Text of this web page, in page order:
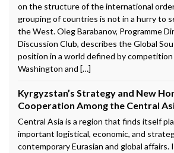
on the structure of the international
grouping of countries is not in a hurry to
the West. Oleg Barabanov, Programme
Discussion Club, describes the Global
position in a world defined by
Washington and […]
Kyrgyzstan’s Strategy and New
Cooperation Among the Central
Central Asia is a region that finds itself
important logistical, economic, and
contemporary Eurasian and global